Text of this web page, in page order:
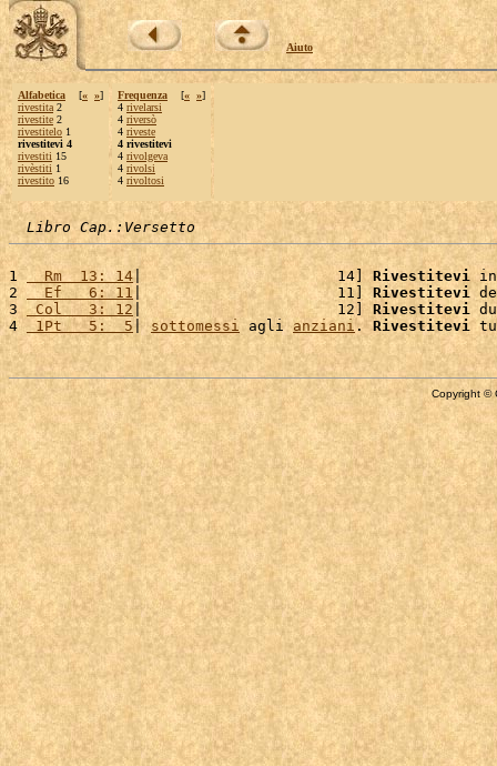
Aiuto
Alfabetica [« »]
rivestita 2
rivestite 2
rivestitelo 1
rivestitevi 4
rivestiti 15
rivèstiti 1
rivestito 16
Frequenza [« »]
4 rivelarsi
4 riversò
4 riveste
4 rivestitevi
4 rivolgeva
4 rivolsi
4 rivoltosi
Libro Cap.:Versetto
1
  Rm  13: 14
|                      14] Rivestitevi
2
  Ef   6: 11
|                      11] Rivestitevi
3 Col   3: 12 |                      12] Rivestitevi
4
1Pt   5:  5| sottomessi agli anziani. Rivestitevi
Copyright ©